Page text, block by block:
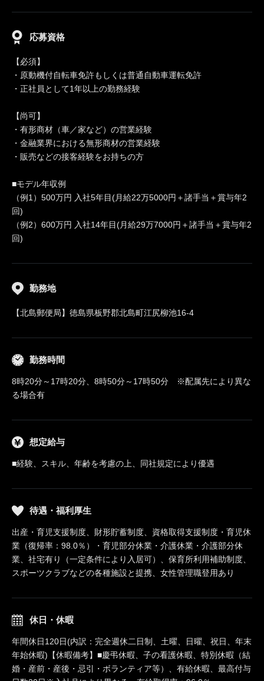
応募資格
【必須】
・原動機付自転車免許もしくは普通自動車運転免許
・正社員として1年以上の勤務経験
【尚可】
・有形商材（車／家など）の営業経験
・金融業界における無形商材の営業経験
・販売などの接客経験をお持ちの方
■モデル年収例
（例1）500万円 入社5年目(月給22万5000円＋諸手当＋賞与年2
回)
（例2）600万円 入社14年目(月給29万7000円＋諸手当＋賞与年2
回)
勤務地
【北島郵便局】徳島県板野郡北島町江尻柳池16-4
勤務時間
8時20分～17時20分、8時50分～17時50分 ※配属先により異な
る場合有
想定給与
■経験、スキル、年齢を考慮の上、同社規定により優遇
待遇・福利厚生
出産・育児支援制度、財形貯蓄制度、資格取得支援制度・育児休
業（復帰率：98.0％）・育児部分休業・介護休業・介護部分休
業、社宅有り（一定条件により入居可）、保育所利用補助制度、
スポーツクラブなどの各種施設と提携、女性管理職登用あり
休日・休暇
年間休日120日(内訳：完全週休二日制、土曜、日曜、祝日、年末
年始休暇)【休暇備考】■慶弔休暇、子の看護休暇、特別休暇（結
婚・産前・産後・忌引・ボランティア等）、有給休暇、最高付与